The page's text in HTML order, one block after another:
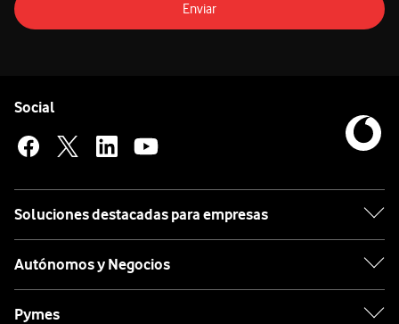
Enviar
Social
Soluciones destacadas para empresas
Autónomos y Negocios
Pymes